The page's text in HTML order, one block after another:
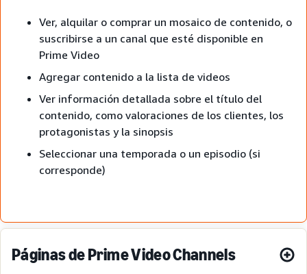
Ver, alquilar o comprar un mosaico de contenido, o
suscribirse a un canal que esté disponible en
Prime Video
Agregar contenido a la lista de videos
Ver información detallada sobre el título del
contenido, como valoraciones de los clientes, los
protagonistas y la sinopsis
Seleccionar una temporada o un episodio (si
corresponde)
Páginas de Prime Video Channels